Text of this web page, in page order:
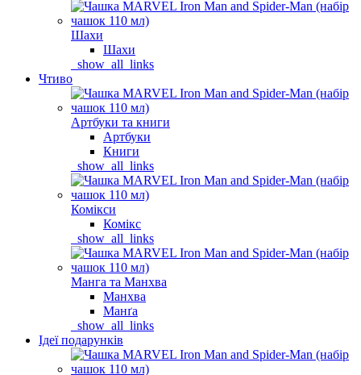
Шахи
Шахи
_show_all_links
Чтиво
Артбуки та книги
Артбуки
Книги
_show_all_links
Комікси
Комікс
_show_all_links
Манга та Манхва
Манхва
Манґа
_show_all_links
Ідеї подарунків